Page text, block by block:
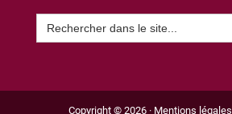
Search
for:
Copyright © 2026 · Mentions légales